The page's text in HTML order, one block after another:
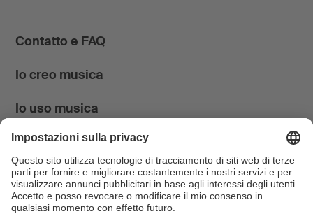
Contatto e FAQ
Io creo musica
Io uso musica
News & Agenda
FONDATION SUISA ↗